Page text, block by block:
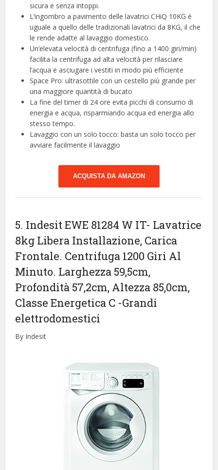
sicura e senza intoppi.
L’ingombro a pavimento delle lavatrici CHiQ 10KG è
uguale a quello delle tradizionali lavatrici da 8KG, il che
le rende adatte al lavaggio domestico.
Un’elevata velocità di centrifuga (fino a 1400 giri/min)
facilita la centrifuga ad alta velocità per rilasciare
l’acqua e asciugare i vestiti in modo più efficiente
Space Pro: ultrasottile con un cestello più grande per
una maggiore quantità di bucato
La fine del timer di 24 ore evita picchi di consumo di
energia e acqua, risparmiando acqua ed energia allo
stesso tempo.
Lavaggio con un solo tocco: basta un solo tocco per
avviare facilmente il lavaggio
ACQUISTA DA AMAZON
5. Indesit EWE 81284 W IT- Lavatrice
8kg Libera Installazione, Carica
Frontale. Centrifuga 1200 Giri Al
Minuto. Larghezza 59,5cm,
Profondità 57,2cm, Altezza 85,0cm,
Classe Energetica C -Grandi
elettrodomestici
By Indesit